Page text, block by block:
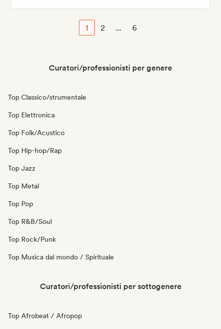
1 2 ... 6
Curatori/professionisti per genere
Top Classico/strumentale
Top Elettronica
Top Folk/Acustico
Top Hip-hop/Rap
Top Jazz
Top Metal
Top Pop
Top R&B/Soul
Top Rock/Punk
Top Musica dal mondo / Spirituale
Curatori/professionisti per sottogenere
Top Afrobeat / Afropop